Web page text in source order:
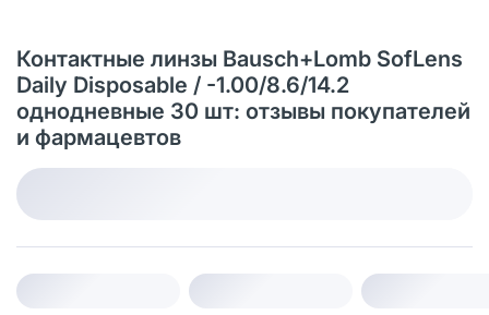
Контактные линзы Bausch+Lomb SofLens
Daily Disposable / -1.00/8.6/14.2
однодневные 30 шт: отзывы покупателей
и фармацевтов